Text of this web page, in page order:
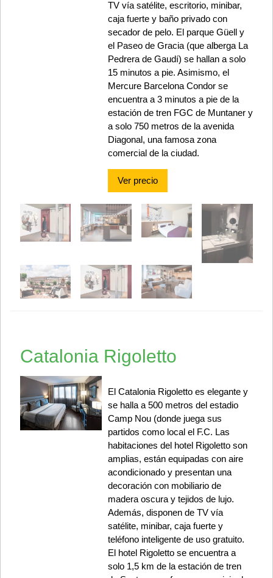
TV vía satélite, escritorio, minibar,
caja fuerte y baño privado con
secador de pelo. El parque Güell y
el Paseo de Gracia (que alberga La
Pedrera de Gaudí) se hallan a solo
15 minutos a pie. Asimismo, el
Mercure Barcelona Condor se
encuentra a 3 minutos a pie de la
estación de tren FGC de Muntaner y
a solo 750 metros de la avenida
Diagonal, una famosa zona
comercial de la ciudad.
Ver precio
Catalonia Rigoletto
El Catalonia Rigoletto es elegante y
se halla a 500 metros del estadio
Camp Nou (donde juega sus
partidos como local el F.C. Las
habitaciones del hotel Rigoletto son
amplias, están equipadas con aire
acondicionado y presentan una
decoración con mobiliario de
madera oscura y tejidos de lujo.
Además, disponen de TV vía
satélite, minibar, caja fuerte y
teléfono inteligente de uso gratuito.
El hotel Rigoletto se encuentra a
solo 1,5 km de la estación de tren